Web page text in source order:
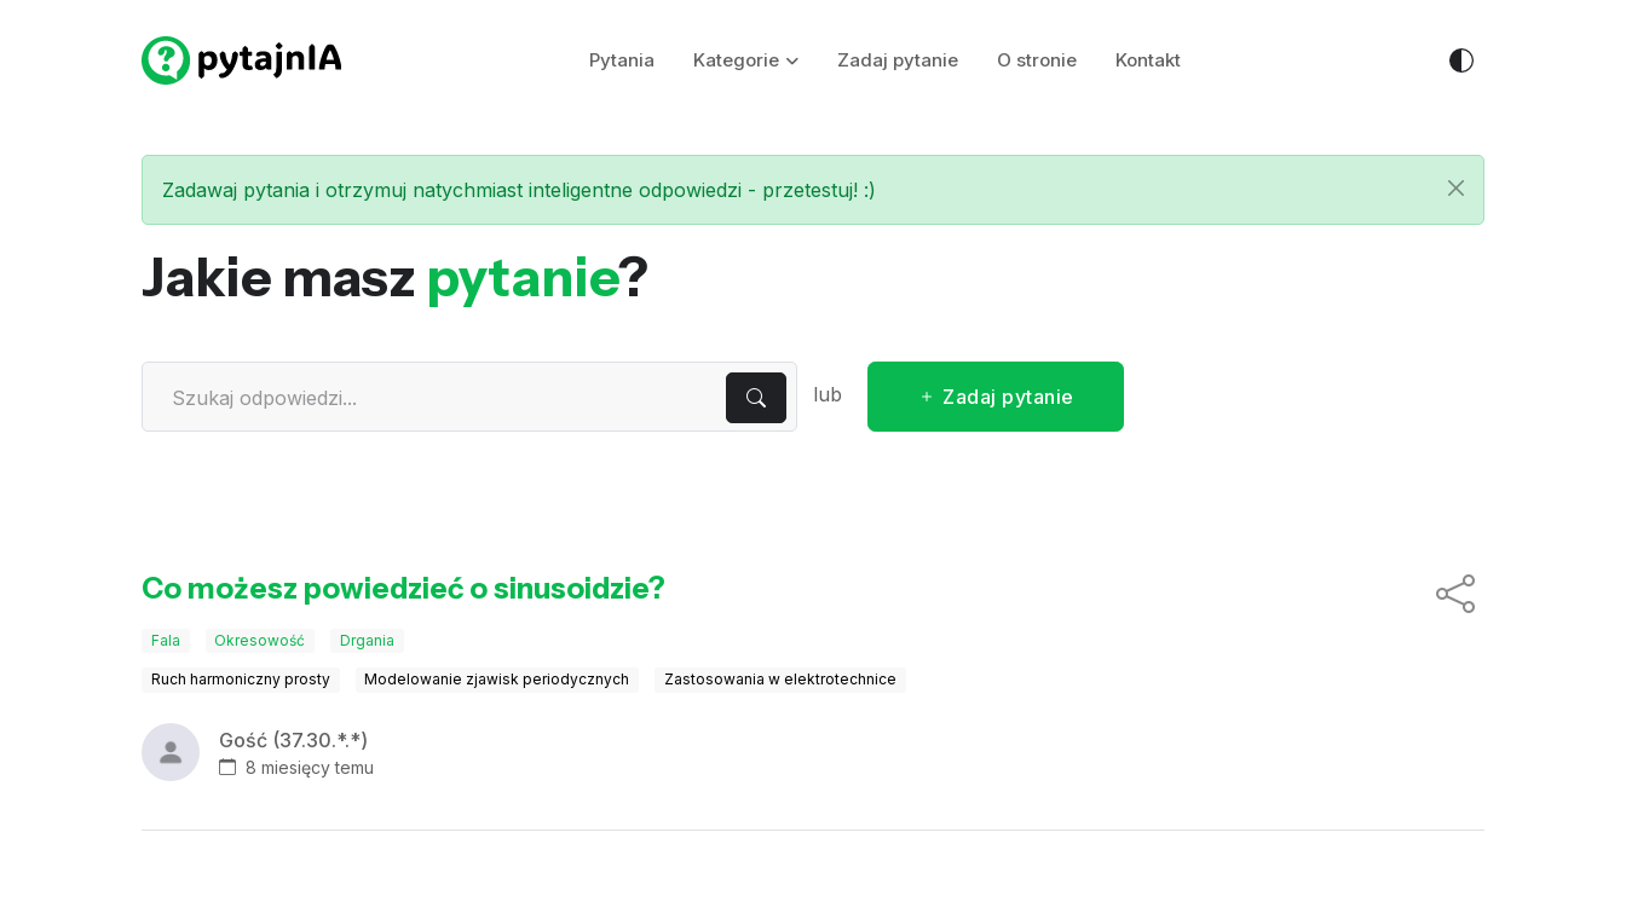
Pytania Kategorie Zadaj pytanie O stronie Kontakt
Zadawaj pytania i otrzymuj natychmiast inteligentne odpowiedzi - przetestuj! :)
Jakie masz pytanie?
lub Zadaj pytanie
Co możesz powiedzieć o sinusoidzie?
Fala Okresowość Drgania
Ruch harmoniczny prosty Modelowanie zjawisk periodycznych Zastosowania w elektrotechnice
Gość (37.30.*.*)
8 miesięcy temu